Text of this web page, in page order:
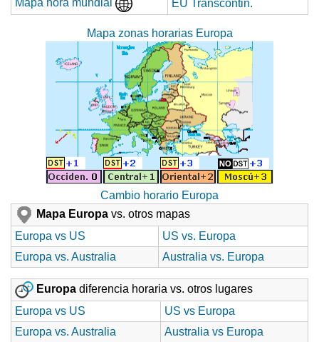
Mapa hora mundial
EU Transcontin.
Mapa zonas horarias Europa
Cambio horario Europa
Mapa Europa vs. otros mapas
Europa vs US
US vs. Europa
Europa vs. Australia
Australia vs. Europa
Europa diferencia horaria vs. otros lugares
Europa vs US
US vs Europa
Europa vs. Australia
Australia vs Europa